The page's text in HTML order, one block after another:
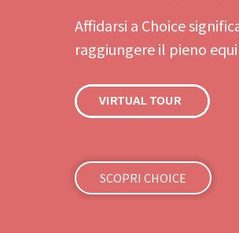
Affidarsi a Choice
raggiungere il pieno
SCOPRI CHOICE